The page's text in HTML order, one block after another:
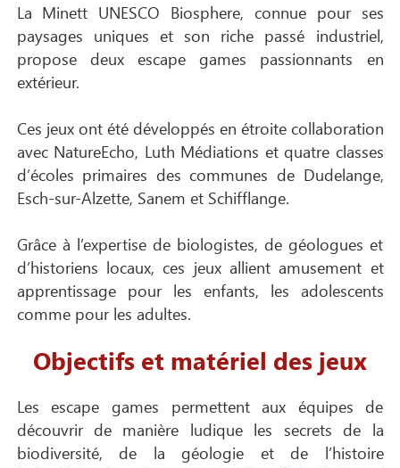
La Minett UNESCO Biosphere, connue pour ses
paysages uniques et son riche passé industriel,
propose deux escape games passionnants en
extérieur.
Ces jeux ont été développés en étroite collaboration
avec NatureEcho, Luth Médiations et quatre classes
d’écoles primaires des communes de Dudelange,
Esch-sur-Alzette, Sanem et Schifflange.
Grâce à l’expertise de biologistes, de géologues et
d’historiens locaux, ces jeux allient amusement et
apprentissage pour les enfants, les adolescents
comme pour les adultes.
Objectifs et matériel des jeux
Les escape games permettent aux équipes de
découvrir de manière ludique les secrets de la
biodiversité, de la géologie et de l’histoire